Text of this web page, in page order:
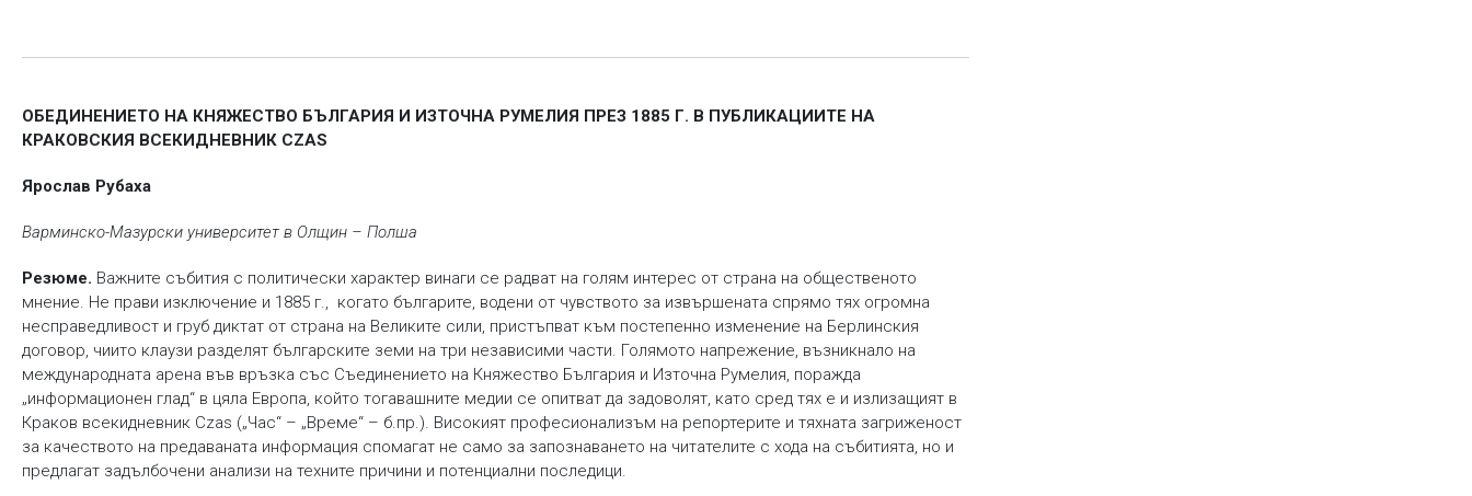
ОБЕДИНЕНИЕТО НА КНЯЖЕСТВО БЪЛГАРИЯ И ИЗТОЧНА РУМЕЛИЯ ПРЕЗ 1885 Г. В ПУБЛИКАЦИИТЕ НА
КРАКОВСКИЯ ВСЕКИДНЕВНИК CZAS
Ярослав Рубаха
Варминско-Мазурски университет в Олщин – Полша
Резюме. Важните събития с политически характер винаги се радват на голям интерес от страна на общественото
мнение. Не прави изключение и 1885 г., когато българите, водени от чувството за извършената спрямо тях огромна
несправедливост и груб диктат от страна на Великите сили, пристъпват към постепенно изменение на Берлинския
договор, чиито клаузи разделят българските земи на три независими части. Голямото напрежение, възникнало на
международната арена във връзка със Съединението на Княжество България и Източна Румелия, поражда
„информационен глад“ в цяла Европа, който тогавашните медии се опитват да задоволят, като сред тях е и излизащият в
Краков всекидневник Czas („Час“ – „Време“ – б.пр.). Високият професионализъм на репортерите и тяхната загриженост
за качеството на предаваната информация спомагат не само за запознаването на читателите с хода на събитията, но и
предлагат задълбочени анализи на техните причини и потенциални последици.